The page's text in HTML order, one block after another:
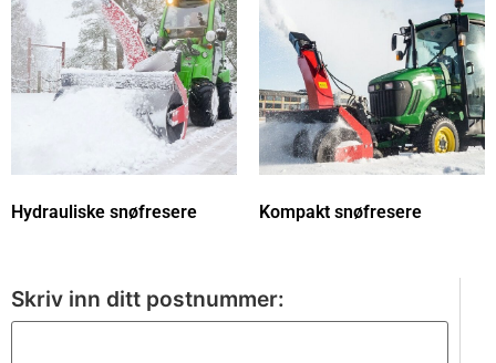
Skriv inn ditt postnummer:
Hydrauliske snøfresere Kompakt snøfresere